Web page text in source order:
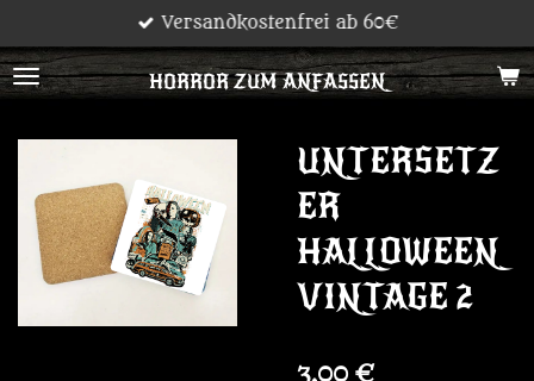
Hauptinhalt
springen
HORROR ZUM ANFASSEN
Versandkostenfrei ab 60€
UNTERSETZ
ER
HALLOWEEN
VINTAGE 2
3,00 €